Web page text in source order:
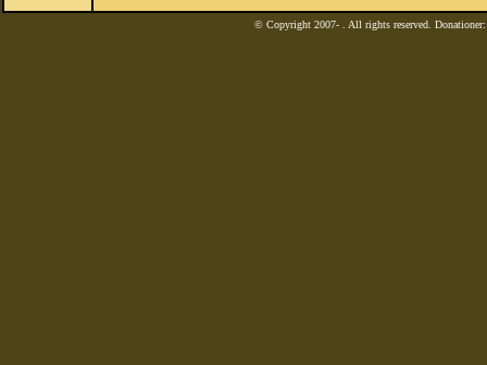
© Copyright 2007- . All rights reserved.